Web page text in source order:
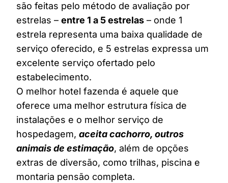
são feitas pelo método de avaliação por
estrelas – entre 1 a 5 estrelas – onde 1
estrela representa uma baixa qualidade de
serviço oferecido, e 5 estrelas expressa um
excelente serviço ofertado pelo
estabelecimento.
O melhor hotel fazenda é aquele que
oferece uma melhor estrutura física de
instalações e o melhor serviço de
hospedagem, aceita cachorro, outros
animais de estimação, além de opções
extras de diversão, como trilhas, piscina e
montaria pensão completa.